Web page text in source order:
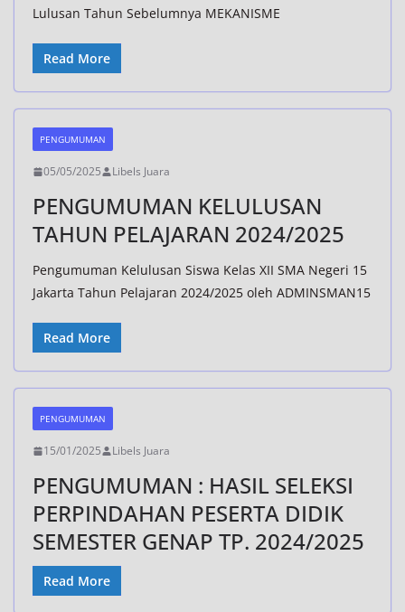
Lulusan Tahun Sebelumnya MEKANISME
Read More
PENGUMUMAN
05/05/2025 Libels Juara
PENGUMUMAN KELULUSAN
TAHUN PELAJARAN 2024/2025
Pengumuman Kelulusan Siswa Kelas XII SMA Negeri 15
Jakarta Tahun Pelajaran 2024/2025 oleh ADMINSMAN15
Read More
PENGUMUMAN
15/01/2025 Libels Juara
PENGUMUMAN : HASIL SELEKSI
PERPINDAHAN PESERTA DIDIK
SEMESTER GENAP TP. 2024/2025
Read More